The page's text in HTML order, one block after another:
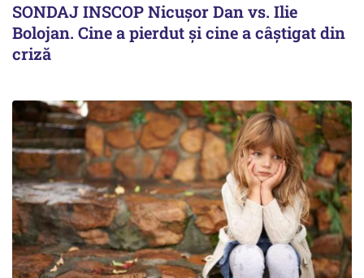
SONDAJ INSCOP Nicușor Dan vs. Ilie
Bolojan. Cine a pierdut și cine a câștigat din
criză